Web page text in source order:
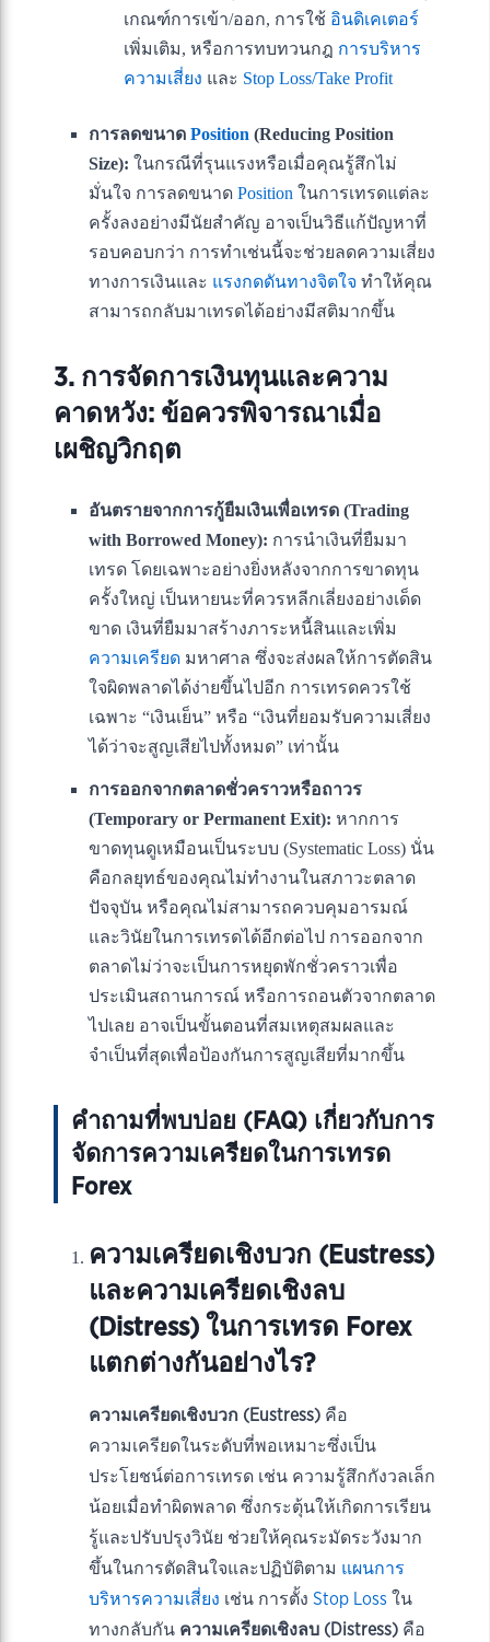
เกณฑ์การเข้า/ออก, การใช้ อินดิเคเตอร์
เพิ่มเติม, หรือการทบทวนกฎ การบริหาร
ความเสี่ยง และ Stop Loss/Take Profit
การลดขนาด Position (Reducing Position
Size): ในกรณีที่รุนแรงหรือเมื่อคุณรู้สึกไม่
มั่นใจ การลดขนาด Position ในการเทรดแต่ละ
ครั้งลงอย่างมีนัยสำคัญ อาจเป็นวิธีแก้ปัญหาที่
รอบคอบกว่า การทำเช่นนี้จะช่วยลดความเสี่ยง
ทางการเงินและ แรงกดดันทางจิตใจ ทำให้คุณ
สามารถกลับมาเทรดได้อย่างมีสติมากขึ้น
3. การจัดการเงินทุนและความ
คาดหวัง: ข้อควรพิจารณาเมื่อ
เผชิญวิกฤต
อันตรายจากการกู้ยืมเงินเพื่อเทรด (Trading
with Borrowed Money): การนำเงินที่ยืมมา
เทรด โดยเฉพาะอย่างยิ่งหลังจากการขาดทุน
ครั้งใหญ่ เป็นหายนะที่ควรหลีกเลี่ยงอย่างเด็ด
ขาด เงินที่ยืมมาสร้างภาระหนี้สินและเพิ่ม
ความเครียด มหาศาล ซึ่งจะส่งผลให้การตัดสิน
ใจผิดพลาดได้ง่ายขึ้นไปอีก การเทรดควรใช้
เฉพาะ “เงินเย็น” หรือ “เงินที่ยอมรับความเสี่ยง
ได้ว่าจะสูญเสียไปทั้งหมด” เท่านั้น
การออกจากตลาดชั่วคราวหรือถาวร
(Temporary or Permanent Exit): หากการ
ขาดทุนดูเหมือนเป็นระบบ (Systematic Loss) นั่น
คือกลยุทธ์ของคุณไม่ทำงานในสภาวะตลาด
ปัจจุบัน หรือคุณไม่สามารถควบคุมอารมณ์
และวินัยในการเทรดได้อีกต่อไป การออกจาก
ตลาดไม่ว่าจะเป็นการหยุดพักชั่วคราวเพื่อ
ประเมินสถานการณ์ หรือการถอนตัวจากตลาด
ไปเลย อาจเป็นขั้นตอนที่สมเหตุสมผลและ
จำเป็นที่สุดเพื่อป้องกันการสูญเสียที่มากขึ้น
คำถามที่พบบ่อย (FAQ) เกี่ยวกับการ
จัดการความเครียดในการเทรด
Forex
ความเครียดเชิงบวก (Eustress)
และความเครียดเชิงลบ
(Distress) ในการเทรด Forex
แตกต่างกันอย่างไร?
ความเครียดเชิงบวก (Eustress) คือ
ความเครียดในระดับที่พอเหมาะซึ่งเป็น
ประโยชน์ต่อการเทรด เช่น ความรู้สึกกังวลเล็ก
น้อยเมื่อทำผิดพลาด ซึ่งกระตุ้นให้เกิดการเรียน
รู้และปรับปรุงวินัย ช่วยให้คุณระมัดระวังมาก
ขึ้นในการตัดสินใจและปฏิบัติตาม แผนการ
บริหารความเสี่ยง เช่น การตั้ง Stop Loss ใน
ทางกลับกัน ความเครียดเชิงลบ (Distress) คือ